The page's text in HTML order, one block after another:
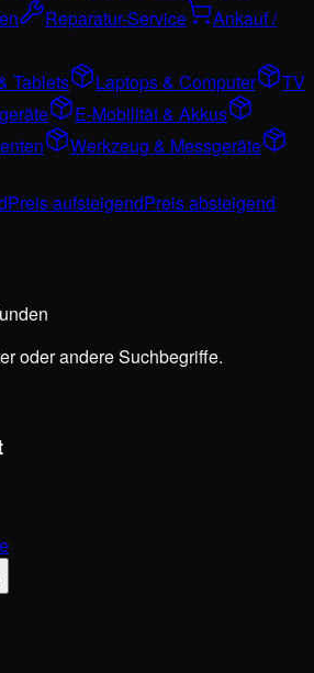
Reparatur-Service
Ankauf /
Tablets Laptops & Computer
TV
E-Mobilität & Akkus
Werkzeug & Messgeräte
Preis aufsteigendPreis absteigend
oder andere Suchbegriffe.